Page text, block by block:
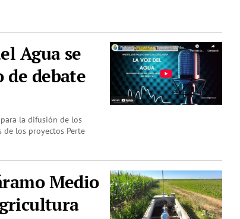
Agua se
de debate
la difusión de los
de los proyectos Perte
Medio